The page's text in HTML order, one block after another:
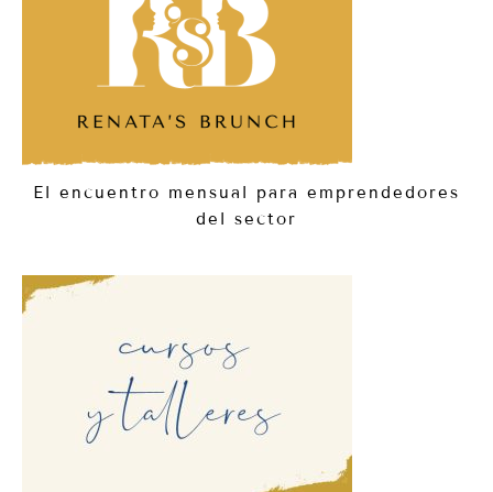
El encuentro mensual para emprendedores
del sector